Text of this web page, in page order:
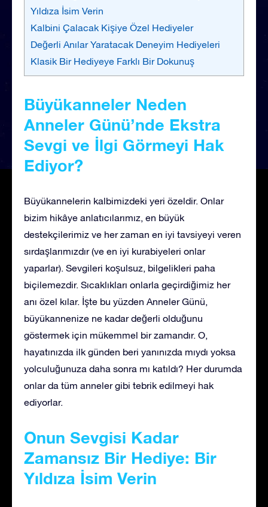
Yıldıza İsim Verin
Kalbini Çalacak Kişiye Özel Hediyeler
Değerli Anılar Yaratacak Deneyim Hediyeleri
Klasik Bir Hediyeye Farklı Bir Dokunuş
Büyükanneler Neden
Anneler Günü’nde Ekstra
Sevgi ve İlgi Görmeyi Hak
Ediyor?
Büyükannelerin kalbimizdeki yeri özeldir. Onlar
bizim hikâye anlatıcılarımız, en büyük
destekçilerimiz ve her zaman en iyi tavsiyeyi veren
sırdaşlarımızdır (ve en iyi kurabiyeleri onlar
yaparlar). Sevgileri koşulsuz, bilgelikleri paha
biçilemezdir. Sıcaklıkları onlarla geçirdiğimiz her
anı özel kılar. İşte bu yüzden Anneler Günü,
büyükannenize ne kadar değerli olduğunu
göstermek için mükemmel bir zamandır. O,
hayatınızda ilk günden beri yanınızda mıydı yoksa
yolculuğunuza daha sonra mı katıldı? Her durumda
onlar da tüm anneler gibi tebrik edilmeyi hak
ediyorlar.
Onun Sevgisi Kadar
Zamansız Bir Hediye: Bir
Yıldıza İsim Verin